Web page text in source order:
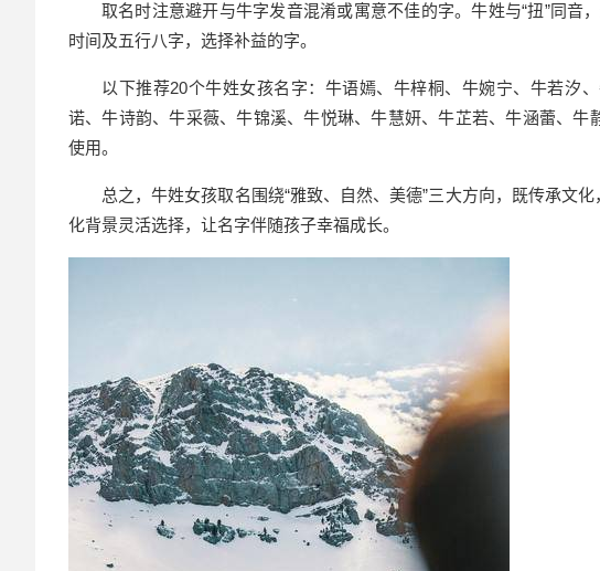
取名时注意避开与牛字发音混淆或寓意不佳的字。牛姓与“扭”同音
时间及五行八字，选择补益的字。
以下推荐20个牛姓女孩名字：牛语嫣、牛梓桐、牛婉宁、牛若汐
诺、牛诗韵、牛采薇、牛锦溪、牛悦琳、牛慧妍、牛芷若、牛涵蕾、
使用。
总之，牛姓女孩取名围绕“雅致、自然、美德”三大方向，既传承文
化背景灵活选择，让名字伴随孩子幸福成长。